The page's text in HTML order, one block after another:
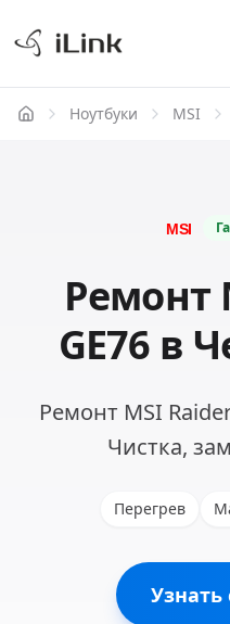
Ноутбуки MSI
Ремонт
GE76 в
Ремонт MSI
Чистка,
Перегрев
Узнать